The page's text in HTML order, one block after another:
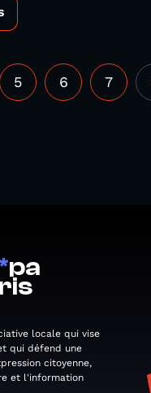
5 6 7
*pa
ris
locale qui vise
qui défend une
citoyenne,
et l'information